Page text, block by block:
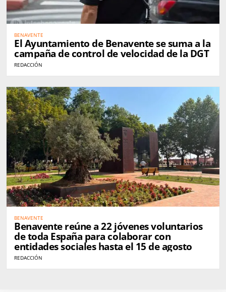
BENAVENTE
El Ayuntamiento de Benavente se suma a la
campaña de control de velocidad de la DGT
REDACCIÓN
BENAVENTE
Benavente reúne a 22 jóvenes voluntarios
de toda España para colaborar con
entidades sociales hasta el 15 de agosto
REDACCIÓN